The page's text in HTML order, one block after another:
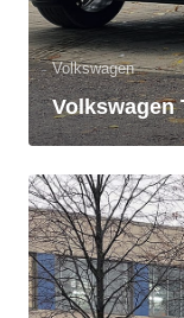
Volkswagen
Volkswagen